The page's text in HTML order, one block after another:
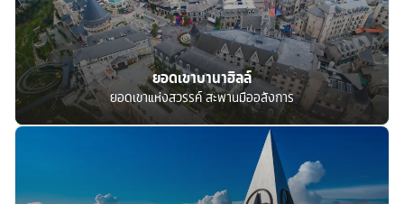
ยอดเขาบานาฮิลล์
ยอดเขาแห่งสวรรค์ สะพานมืออลังการ